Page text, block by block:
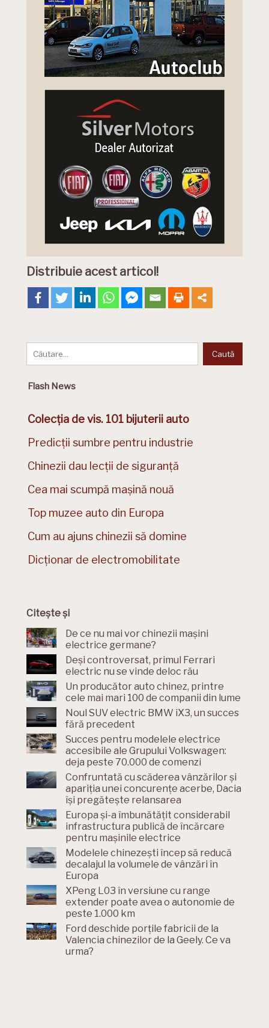
Distribuie acest articol!
Flash News
Colecția de vis. 101 bijuterii auto
Predicții sumbre pentru industrie
Chinezii dau lecții de siguranță
Cea mai scumpă mașină nouă
Top muzee auto din Europa
Cum au ajuns chinezii să domine
Dicționar de electromobilitate
Citește și
De ce nu mai vor chinezii mașini
electrice germane?
Deși controversat, primul Ferrari
electric nu se vinde deloc rău
Un producător auto chinez, printre
cele mai mari 100 de companii din lume
Noul SUV electric BMW iX3, un succes
fără precedent
Succes pentru modelele electrice
accesibile ale Grupului Volkswagen:
deja peste 70.000 de comenzi
Confruntată cu scăderea vânzărilor și
apariția unei concurențe acerbe, Dacia
își pregătește relansarea
Europa și-a îmbunătățit considerabil
infrastructura publică de încărcare
pentru mașinile electrice
Modelele chinezești încep să reducă
decalajul la volumele de vânzări în
Europa
XPeng L03 în versiune cu range
extender poate avea o autonomie de
peste 1.000 km
Ford deschide porțile fabricii de la
Valencia chinezilor de la Geely. Ce va
urma?